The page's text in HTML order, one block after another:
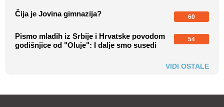
Čija je Jovina gimnazija? 60
Pismo mladih iz Srbije i Hrvatske povodom
godišnjice od "Oluje": I dalje smo susedi
54
VIDI OSTALE